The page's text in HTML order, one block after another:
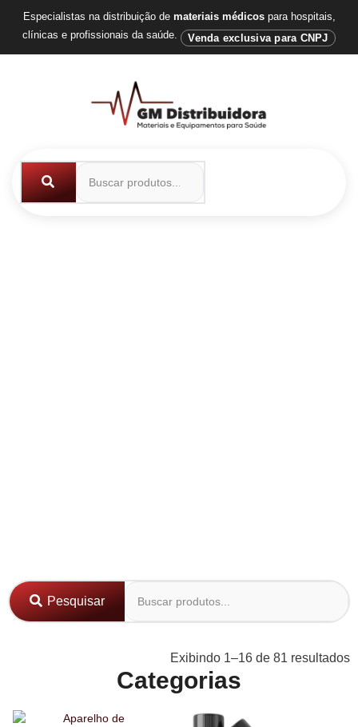
Especialistas na distribuição de materiais médicospara hospitais,
clínicas e profissionais da saúde.
Venda exclusiva para CNPJ
Pesquisar
Exibindo 1–16 de 81 resultados
Categorias